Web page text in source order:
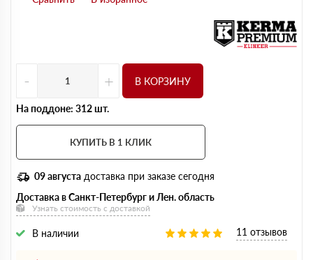
- + В КОРЗИНУ
На поддоне: 312 шт.
КУПИТЬ В 1 КЛИК
09 августа доставка при заказе сегодня
Доставка в Санкт-Петербург и Лен. область
Узнать стоимость с доставкой
В наличии 11 отзывов